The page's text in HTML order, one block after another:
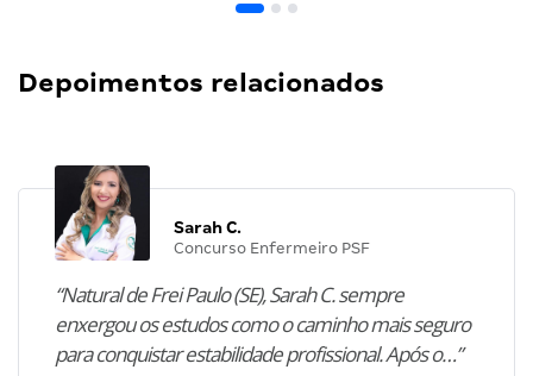
Depoimentos relacionados
Sarah C.
Concurso Enfermeiro PSF
“Natural de Frei Paulo (SE), Sarah C. sempre
enxergou os estudos como o caminho mais seguro
para conquistar estabilidade profissional. Após o…”